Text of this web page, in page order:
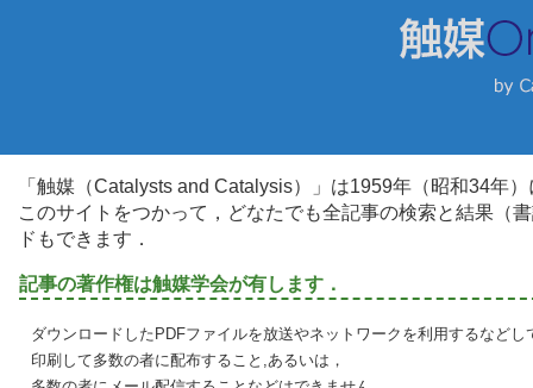
「触媒（Catalysts and Catalysis）」は1959年（昭和34年
このサイトをつかって，どなたでも全記事の検索と結果（
ドもできます．
記事の著作権は触媒学会が有します．
ダウンロードしたPDFファイルを放送やネットワークを利用するなど
印刷して多数の者に配布すること,あるいは，